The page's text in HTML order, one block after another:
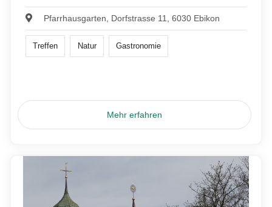
Pfarrhausgarten, Dorfstrasse 11, 6030 Ebikon
Treffen Natur Gastronomie
Mehr erfahren